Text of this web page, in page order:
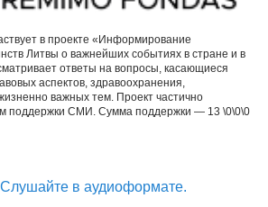
в проекте «Информирование
Литвы о важнейших событиях в стране и в
ответы на вопросы, касающиеся
аспектов, здравоохранения,
важных тем. Проект частично
поддержки СМИ. Сумма поддержки — 13 \0\0\0
Слушайте в аудиоформате.